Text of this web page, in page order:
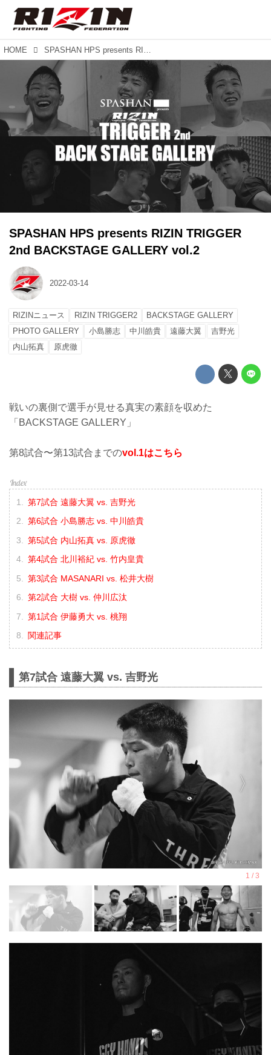
HOME SPASHAN HPS presents RIZIN TRIGGER 2nd BACKSTAGE GALLERY vol.2
SPASHAN HPS presents RIZIN TRIGGER
2nd BACKSTAGE GALLERY vol.2
2022-03-14
RIZINニュース RIZIN TRIGGER2
BACKSTAGE GALLERY
PHOTO GALLERY
小島勝志 中川皓貴 遠藤大翼
吉野光
内山拓真
原虎徹
戦いの裏側で選手が見せる真実の素顔を収めた
「BACKSTAGE GALLERY」
第8試合〜第13試合までのvol.1はこちら
第7試合 遠藤大翼 vs. 吉野光
第6試合 小島勝志 vs. 中川皓貴
第5試合 内山拓真 vs. 原虎徹
第4試合 北川裕紀 vs. 竹内皇貴
第3試合 MASANARI vs. 松井大樹
第2試合 大樹 vs. 仲川広汰
第1試合 伊藤勇大 vs. 桃翔
関連記事
第7試合 遠藤大翼 vs. 吉野光